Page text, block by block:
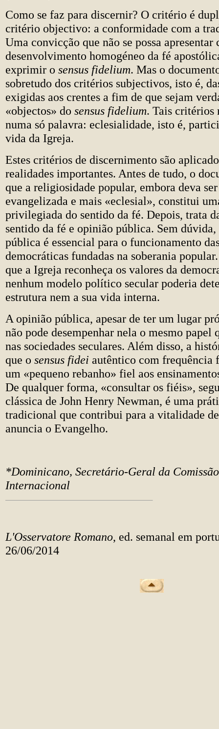
Como se faz para discernir? O critério é
critério objectivo: a conformidade com a
Uma convicção que não se possa apresentar
desenvolvimento homogéneo da fé
exprimir o sensus fidelium. Mas o
sobretudo dos critérios subjectivos, isto é,
exigidas aos crentes a fim de que sejam
«objectos» do sensus fidelium. Tais critérios
numa só palavra: eclesialidade, isto é,
vida da Igreja.
Estes critérios de discernimento são
realidades importantes. Antes de tudo, o
que a religiosidade popular, embora deva
evangelizada e mais «eclesial», constitui
privilegiada do sentido da fé. Depois, trata
sentido da fé e opinião pública. Sem
pública é essencial para o funcionamento
democráticas fundadas na soberania
que a Igreja reconheça os valores da
nenhum modelo político secular poderia
estrutura nem a sua vida interna.
A opinião pública, apesar de ter um lugar
não pode desempenhar nela o mesmo papel
nas sociedades seculares. Além disso, a
que o sensus fidei autêntico com frequência
um «pequeno rebanho» fiel aos
De qualquer forma, «consultar os fiéis»,
clássica de John Henry Newman, é uma
tradicional que contribui para a vitalidade
anuncia o Evangelho.
*Dominicano, Secretário-Geral da
Internacional
L'Osservatore Romano, ed. semanal em
26/06/2014